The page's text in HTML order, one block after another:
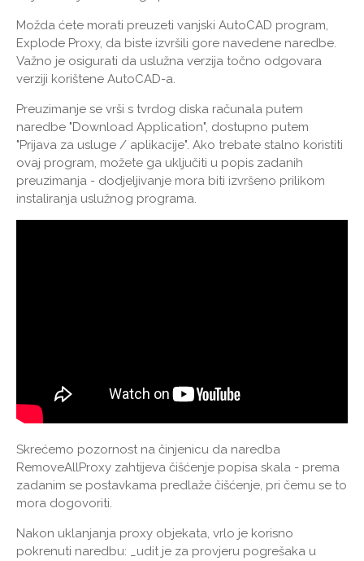
Možda ćete morati preuzeti vanjski AutoCAD program,
Explode Proxy, da biste izvršili gore navedene naredbe.
Važno je osigurati da uslužna verzija točno odgovara
verziji korištene AutoCAD-a.
Preuzimanje se vrši s tvrdog diska računala putem
naredbe "Download Application", dostupno putem
"Prijava za usluge / aplikacije". Ako trebate stalno koristiti
ovaj program, možete ga uključiti u popis zadanih
preuzimanja - dodjeljivanje mora biti izvršeno prilikom
instaliranja uslužnog programa.
Skrećemo pozornost na činjenicu da naredba
RemoveAllProxy zahtijeva čišćenje popisa skala - prema
zadanim se postavkama predlaže čišćenje, pri čemu se to
mora dogovoriti.
Nakon uklanjanja proxy objekata, vrlo je korisno
pokrenuti naredbu: _udit je za provjeru pogrešaka u